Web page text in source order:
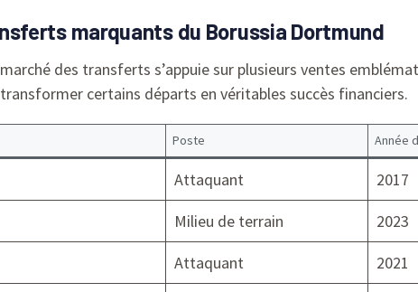
marquants du Borussia Dortmund
des transferts s’appuie sur plusieurs ventes
certains départs en véritables succès financiers.
Poste Année
Attaquant 2017
Milieu de terrain 2023
Attaquant 2021